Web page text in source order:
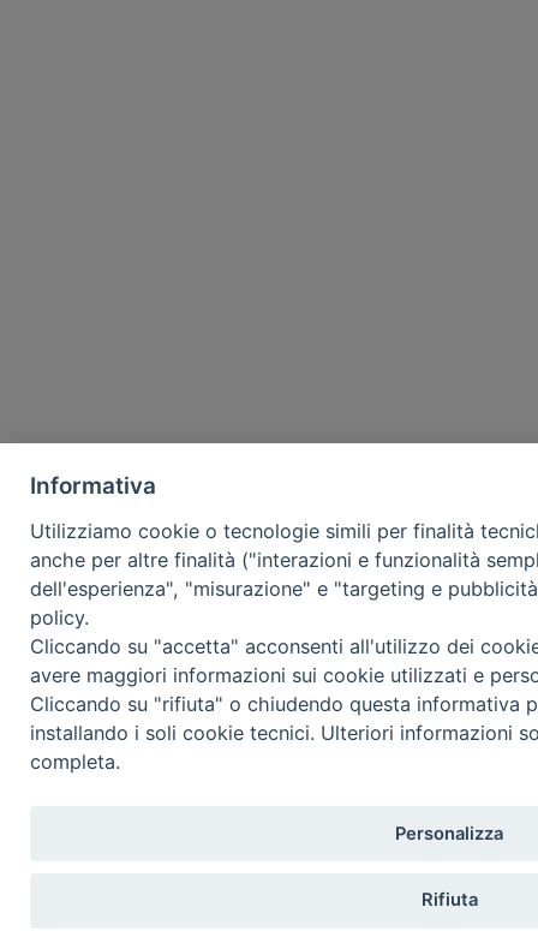
Informativa
Utilizziamo cookie o tecnologie simili per finalità
anche per altre finalità ("interazioni e funzionalità
dell'esperienza", "misurazione" e "targeting e
policy.
Cliccando su "accetta" acconsenti all'utilizzo dei
avere maggiori informazioni sui cookie utilizzati e
Cliccando su "rifiuta" o chiudendo questa informativa
installando i soli cookie tecnici. Ulteriori informazioni
completa.
Personalizza
Rifiuta